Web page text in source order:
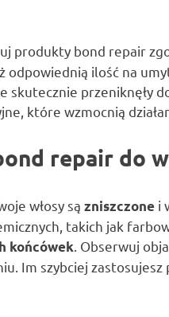
produkty bond repair
odpowiednią ilość na
skutecznie przeniknęły
które wzmocnią
repair do
włosy są zniszczone i
takich jak
końcówek . Obserwuj
Im szybciej